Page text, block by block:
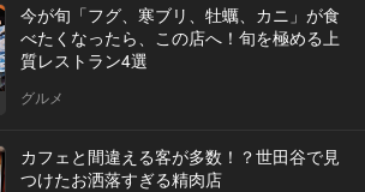
今が旬「フグ、寒ブリ、牡蠣、カニ」が食
べたくなったら、この店へ！旬を極める上
質レストラン4選
グルメ
カフェと間違える客が多数！？世田谷で見
つけたお洒落すぎる精肉店